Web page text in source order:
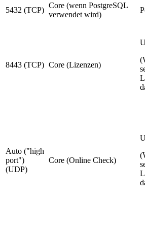
5432 (TCP)
Core (wenn PostgreSQL
verwendet wird)
8443 (TCP) Core (Lizenzen)
Auto ("high
port")
(UDP)
Core (Online Check)